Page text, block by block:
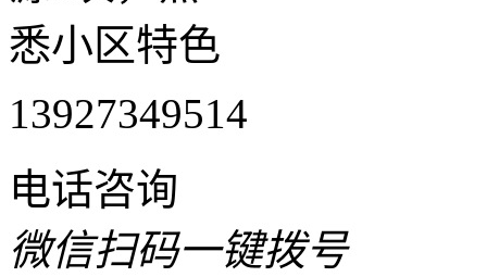
悉小区特色
13927349514
电话咨询
微信扫码一键拨号